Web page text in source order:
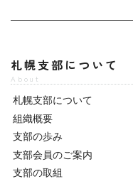
札幌支部について
About
札幌支部について
組織概要
支部の歩み
支部会員のご案内
支部の取組